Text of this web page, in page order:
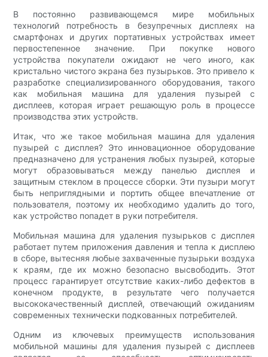
В постоянно развивающемся мире мобильных
технологий потребность в безупречных дисплеях на
смартфонах и других портативных устройствах имеет
первостепенное значение. При покупке нового
устройства покупатели ожидают не чего иного, как
кристально чистого экрана без пузырьков. Это привело к
разработке специализированного оборудования, такого
как мобильная машина для удаления пузырей с
дисплеев, которая играет решающую роль в процессе
производства этих устройств.
Итак, что же такое мобильная машина для удаления
пузырей с дисплея? Это инновационное оборудование
предназначено для устранения любых пузырей, которые
могут образовываться между панелью дисплея и
защитным стеклом в процессе сборки. Эти пузыри могут
быть неприглядными и портить общее впечатление от
пользователя, поэтому их необходимо удалить до того,
как устройство попадет в руки потребителя.
Мобильная машина для удаления пузырьков с дисплея
работает путем приложения давления и тепла к дисплею
в сборе, вытесняя любые захваченные пузырьки воздуха
к краям, где их можно безопасно высвободить. Этот
процесс гарантирует отсутствие каких-либо дефектов в
конечном продукте, в результате чего получается
высококачественный дисплей, отвечающий ожиданиям
современных технически подкованных потребителей.
Одним из ключевых преимуществ использования
мобильной машины для удаления пузырей с дисплеев